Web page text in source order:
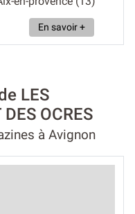
En savoir +
LES
OCRES
à Avignon